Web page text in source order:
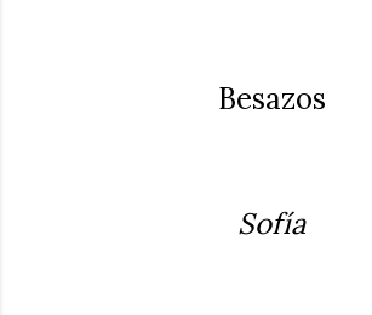
Besazos
Sofía